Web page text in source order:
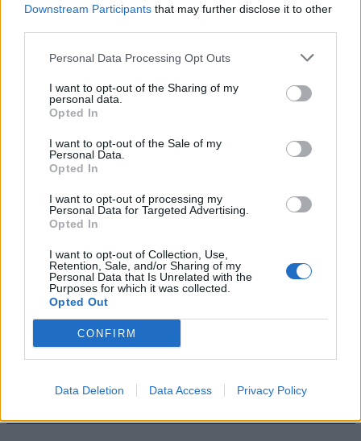
Downstream Participants that may further disclose it to other
Personal Data Processing Opt Outs
I want to opt-out of the Sharing of my
personal data.
Opted In
I want to opt-out of the Sale of my
Personal Data.
Opted In
I want to opt-out of processing my
Personal Data for Targeted Advertising.
Opted In
I want to opt-out of Collection, Use,
Retention, Sale, and/or Sharing of my
Personal Data that Is Unrelated with the
Purposes for which it was collected.
Opted Out
CONFIRM
Data Deletion Data Access Privacy Policy
pubblicitari sui principali quotidiani e periodici
nazionali nel formato pagina intera su 18
differenti testate e su internet attraverso la
posizioni dominanti sui principali portali di
news e informazione e sui social media
Facebook e YouTube. È prevista infine una
campagna di affissioni che vedrà
l'installazione di alcuni grandi formati nelle
città di Milano e Roma. L'attività è firmata da
. La casa di produzione èMovie Magic